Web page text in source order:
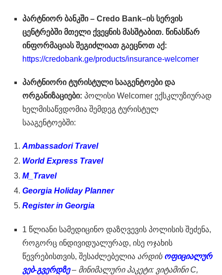
პარტნიორ ბანკში – Credo Bank–ის სერვის
ცენტრებში მთელი ქვეყნის მასშტაბით. წინასწარ
ინფორმაციას შეგიძლიათ გაეცნოთ აქ:
https://credobank.ge/products/insurance-welcomer
პარტნიორი ტურისტული სააგენტოებიდა
ორგანიზაციები: პოლისი Welcomer ექსკლუზიურად
ხელმისაწვდომია შემდეგ ტურისტულ
სააგენტოებში:
Ambassadori Travel
World Express Travel
M_Travel
Georgia Holiday Planner
Register in Georgia
1 წლიანი სამედიცინო დაზღვევის პოლისის შეძენა,
როგორც ინდივიდუალურად, ისე ოჯახის
წევრებისთვის, შესაძლებელია არდის ოფიციალურ
ვებ-გვერდზე– მინიმალური პაკეტი: ვიტამინი C,